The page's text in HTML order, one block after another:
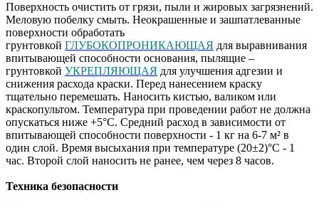
Поверхность очистить от грязи, пыли и жировых загрязнений.
Меловую побелку смыть. Неокрашенные и зашпатлеванные
поверхности обработать
грунтовкой ГЛУБОКОПРОНИКАЮЩАЯ для выравнивания
впитывающей способности основания, пылящие –
грунтовкой УКРЕПЛЯЮЩАЯ для улучшения адгезии и
снижения расхода краски. Перед нанесением краску
тщательно перемешать. Наносить кистью, валиком или
краскопультом. Температура при проведении работ не должна
опускаться ниже +5°С. Средний расход в зависимости от
впитывающей способности поверхности - 1 кг на 6-7 м² в
один слой. Время высыхания при температуре (20±2)°С - 1
час. Второй слой наносить не ранее, чем через 8 часов.
Техника безопасности